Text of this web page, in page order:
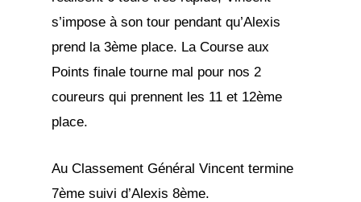
s’impose à son tour pendant qu’Alexis
prend la 3ème place. La Course aux
Points finale tourne mal pour nos 2
coureurs qui prennent les 11 et 12ème
place.
Au Classement Général Vincent termine
7ème suivi d’Alexis 8ème.